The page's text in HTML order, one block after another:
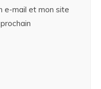
e-mail et mon site